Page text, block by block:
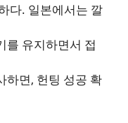
다. 일본에서는 깔
를 유지하면서 접
하면, 헌팅 성공 확